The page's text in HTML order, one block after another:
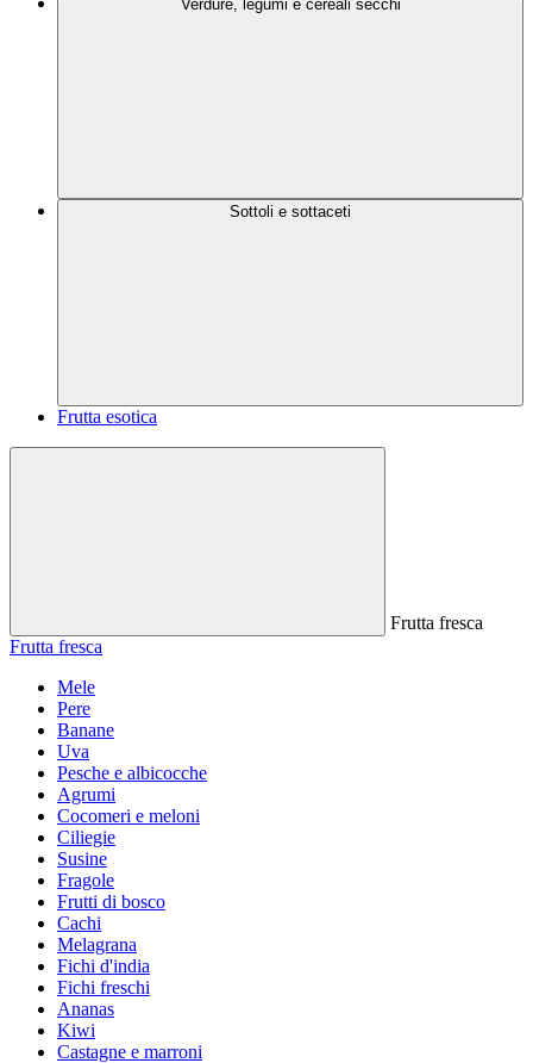
Verdure, legumi e cereali secchi
Sottoli e sottaceti
Frutta esotica
Frutta fresca
Frutta fresca
Mele
Pere
Banane
Uva
Pesche e albicocche
Agrumi
Cocomeri e meloni
Ciliegie
Susine
Fragole
Frutti di bosco
Cachi
Melagrana
Fichi d'india
Fichi freschi
Ananas
Kiwi
Castagne e marroni